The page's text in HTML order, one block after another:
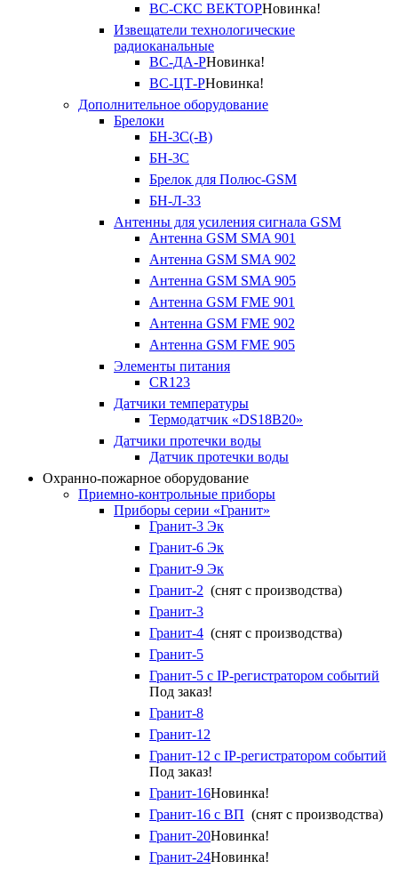
ВС-СКС ВЕКТОРНовинка!
Извещатели технологические
радиоканальные
ВС-ДА-РНовинка!
ВС-ЦТ-РНовинка!
Дополнительное оборудование
Брелоки
БН-3С(-В)
БН-3С
Брелок для Полюс-GSM
БН-Л-33
Антенны для усиления сигнала GSM
Антенна GSM SMA 901
Антенна GSM SMA 902
Антенна GSM SMA 905
Антенна GSM FME 901
Антенна GSM FME 902
Антенна GSM FME 905
Элементы питания
CR123
Датчики температуры
Термодатчик «DS18B20»
Датчики протечки воды
Датчик протечки воды
Охранно-пожарное оборудование
Приемно-контрольные приборы
Приборы серии «Гранит»
Гранит-3 Эк
Гранит-6 Эк
Гранит-9 Эк
Гранит-2 (снят с производства)
Гранит-3
Гранит-4 (снят с производства)
Гранит-5
Гранит-5 с IP-регистратором событий
Под заказ!
Гранит-8
Гранит-12
Гранит-12 с IP-регистратором событий
Под заказ!
Гранит-16Новинка!
Гранит-16 с ВП (снят с производства)
Гранит-20Новинка!
Гранит-24Новинка!